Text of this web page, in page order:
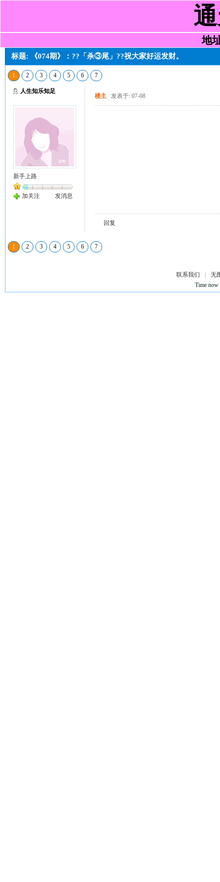
地
标题: 《074期》：??「杀③尾」??祝大家好运发财。
1 2 3 4 5 6 7
人生知乐知足
新手上路
加关注 发消息
楼主 发表于: 07-08
回复
1 2 3 4 5 6 7
联系我们
无
Time now